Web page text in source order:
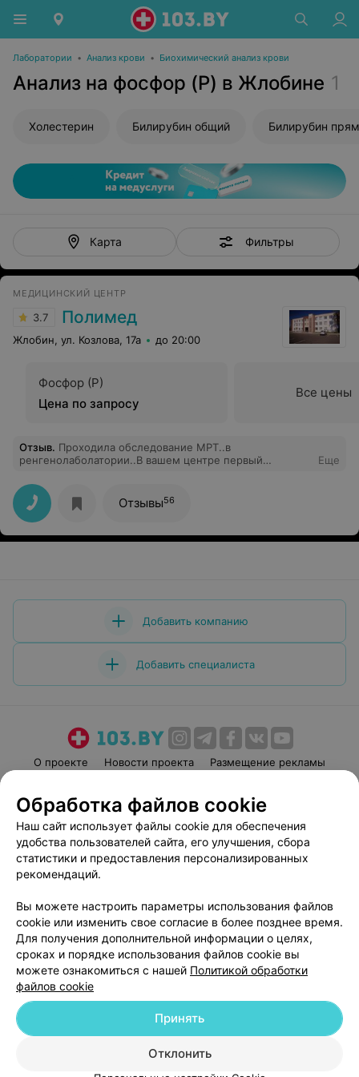
Лаборатории • Анализ крови • Биохимический анализ крови
Анализ на фосфор (P) в Жлобине 1
Холестерин Билирубин общий Билирубин
Карта Фильтры
МЕДИЦИНСКИЙ ЦЕНТР
3.7 Полимед
Жлобин, ул. Козлова, 17а до 20:00
Фосфор (P)
Цена по запросу
Все цены
Отзыв. Проходила обследование МРТ..в
ренгенолаболатории..В вашем центре первый
Дмитриевна..просто человечность её и
компетентность нельзя выразить словами. Её улыбка и
голос..её умение объяснить и поддержать
пациента..это выше всех похвал...Спасибо вашему
центру за таких людей..Успехов и процветания вашему
Еще
Отзывы56
Добавить компанию
Добавить специалиста
О проекте Новости проекта
Размещение рекламы
Пользовательское соглашение
Способы оплаты
Вакансии
Партнеры
Написать руководителю 103.by
Обработка персональных данных
© 2026 ООО «Артокс Лаб», УНП 191700409
| 220012, Республика Беларусь,
г. Минск, улица Толбухина, 2, пом. 16 | help@103.by
Служба поддержки +375 291212755
Обработка файлов cookie
Наш сайт использует файлы cookie для обеспечения
удобства пользователей сайта, его улучшения, сбора
статистики и предоставления персонализированных
рекомендаций.
Вы можете настроить параметры использования файлов
cookie или изменить свое согласие в более позднее время.
Для получения дополнительной информации о целях,
сроках и порядке использования файлов cookie вы
можете ознакомиться с нашей Политикой обработки
файлов cookie
Отклонить
Принять